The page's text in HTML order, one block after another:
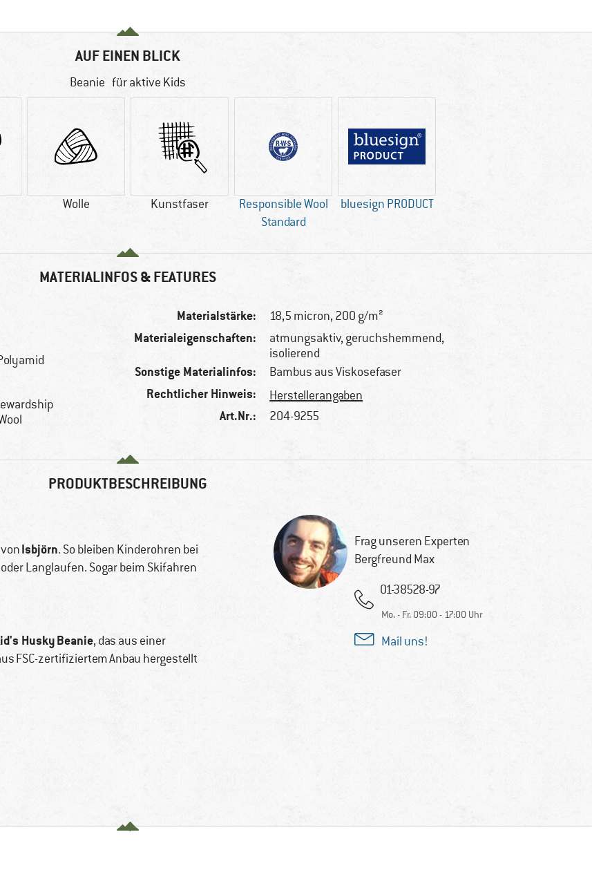
AUF EINEN BLICK
Beanie für aktive Kids
Wolle Kunstfaser
Responsible Wool
Standard
bluesign PRODUCT
MATERIALINFOS & FEATURES
Materialstärke: 18,5 micron, 200 g/m²
Materialeigenschaften:
atmungsaktiv, geruchshemmend,
isolierend
Sonstige Materialinfos: Bambus aus Viskosefaser
Rechtlicher Hinweis: Herstellerangaben
Art.Nr.: 204-9255
PRODUKTBESCHREIBUNG
vonIsbjörn. So bleiben Kinderohren bei
Langlaufen. Sogar beim Skifahren
Husky Beanie, das aus einer
FSC-zertifiziertem Anbau hergestellt
Frag unseren Experten
Bergfreund Max
01-38528-97
Mo. - Fr. 09:00 - 17:00 Uhr
Mail uns!